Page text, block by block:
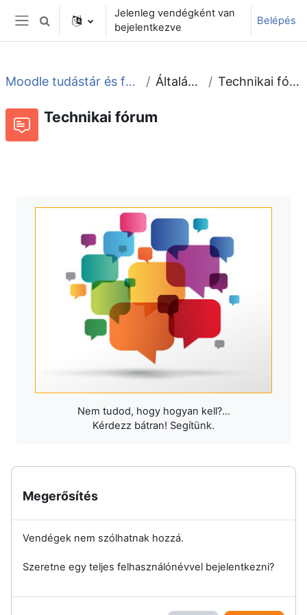
Tovább a fő tartalomhoz
Oldalpanel
Keresési bemeneti adatok váltása
Jelenleg vendégként van
bejelentkezve
Belépés
Moodle tudástár és fórum Általános Technikai fórum
Technikai fórum
Nem tudod, hogy hogyan kell?...
Kérdezz bátran! Segítünk.
Megerősítés
Vendégek nem szólhatnak hozzá.
Szeretne egy teljes felhasználónévvel bejelentkezni?